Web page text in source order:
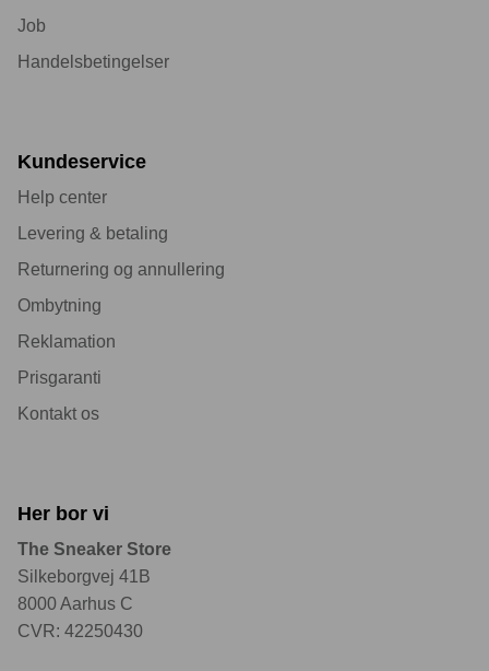
Job
Handelsbetingelser
Kundeservice
Help center
Levering & betaling
Returnering og annullering
Ombytning
Reklamation
Prisgaranti
Kontakt os
Her bor vi
The Sneaker Store
Silkeborgvej 41B
8000 Aarhus C
CVR: 42250430